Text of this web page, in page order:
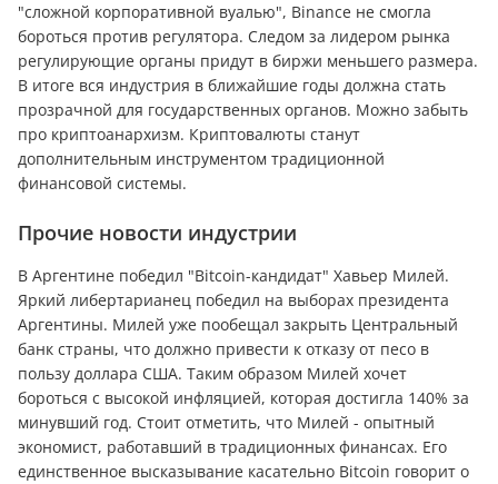
"сложной корпоративной вуалью", Binance не смогла
бороться против регулятора. Следом за лидером рынка
регулирующие органы придут в биржи меньшего размера.
В итоге вся индустрия в ближайшие годы должна стать
прозрачной для государственных органов. Можно забыть
про криптоанархизм. Криптовалюты станут
дополнительным инструментом традиционной
финансовой системы.
Прочие новости индустрии
В Аргентине победил "Bitcoin-кандидат" Хавьер Милей.
Яркий либертарианец победил на выборах президента
Аргентины. Милей уже пообещал закрыть Центральный
банк страны, что должно привести к отказу от песо в
пользу доллара США. Таким образом Милей хочет
бороться с высокой инфляцией, которая достигла 140% за
минувший год. Стоит отметить, что Милей - опытный
экономист, работавший в традиционных финансах. Его
единственное высказывание касательно Bitcoin говорит о